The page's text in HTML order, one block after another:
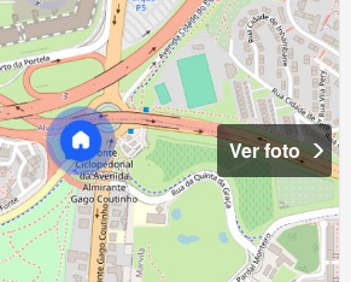
Ver foto